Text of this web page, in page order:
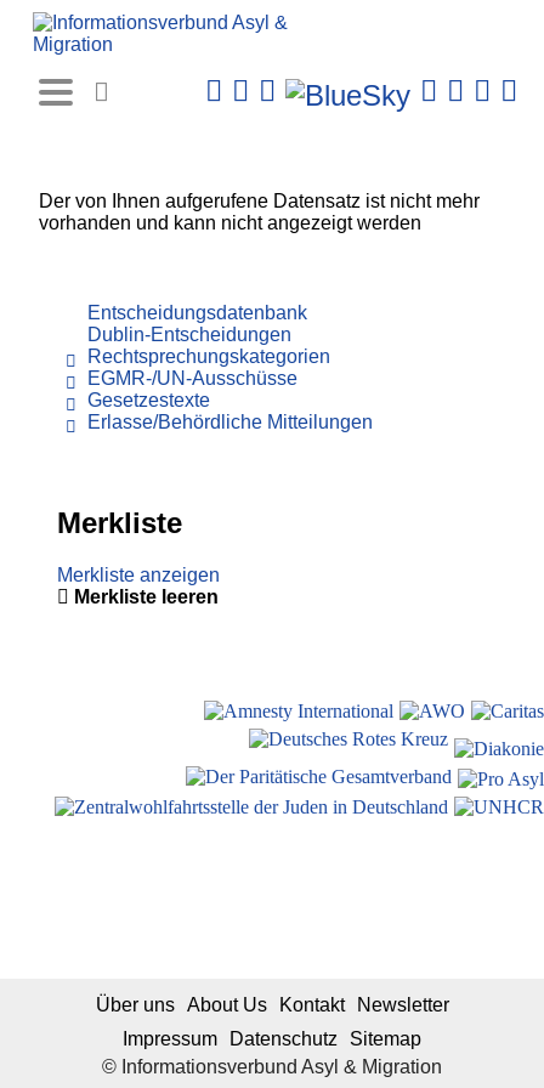
Der von Ihnen aufgerufene Datensatz ist nicht mehr
vorhanden und kann nicht angezeigt werden
Entscheidungsdatenbank
Dublin-Entscheidungen
Rechtsprechungskategorien
EGMR-/UN-Ausschüsse
Gesetzestexte
Erlasse/Behördliche Mitteilungen
Merkliste
Merkliste anzeigen
Merkliste leeren
© Informationsverbund Asyl & Migration
Über uns About Us Kontakt
Newsletter
Impressum
Datenschutz Sitemap